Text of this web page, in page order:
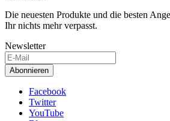
Die neuesten Produkte und die besten
Ihr nichts mehr verpasst.
Newsletter
Abonnieren
Facebook
Twitter
YouTube